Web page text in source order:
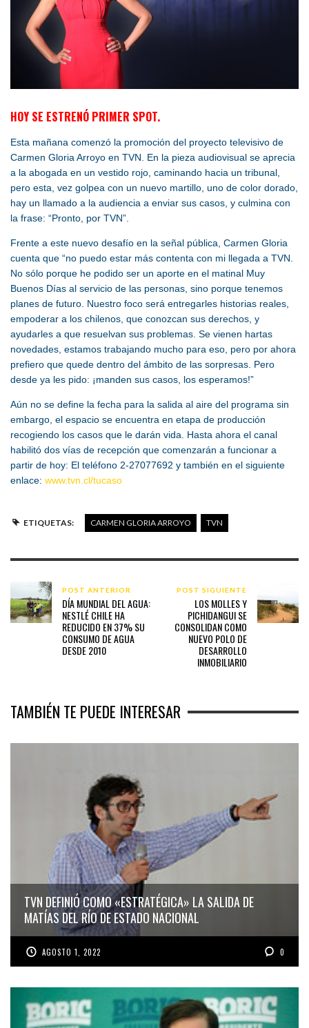
HOY SE ESTRENÓ PRIMER SPOT.
Esta mañana comenzó la promoción del proyecto televisivo de
Carmen Gloria Arroyo en TVN. En la pieza audiovisual se aprecia
a la abogada en un vestido rojo, caminando hacia un tribunal,
pero esta, vez golpea con un nuevo martillo, uno de color dorado,
hay un llamado a la audiencia a enviar sus casos, y culmina con
la frase: “Pronto, por TVN”.
Frente a este nuevo desafío en la señal pública, Carmen Gloria
cuenta que “no puedo estar más contenta con mi llegada a TVN.
No sólo porque he podido ser un aporte en el matinal Muy
Buenos Días al servicio de las personas, sino porque tenemos
planes de futuro. Nuestro foco será entregarles historias reales,
empoderar a los chilenos, que conozcan sus derechos, y
ayudarles a que resuelvan sus problemas. Se vienen hartas
novedades, estamos trabajando mucho para eso, pero por ahora
prefiero que quede dentro del ámbito de las sorpresas. Pero
desde ya les pido: ¡manden sus casos, los esperamos!”
Aún no se define la fecha para la salida al aire del programa sin
embargo, el espacio se encuentra en etapa de producción
recogiendo los casos que le darán vida. Hasta ahora el canal
habilitó dos vías de recepción que comenzarán a funcionar a
partir de hoy: El teléfono 2-27077692 y también en el siguiente
enlace: www.tvn.cl/tucaso
ETIQUETAS: CARMEN GLORIA ARROYO TVN
POST ANTERIOR
DÍA MUNDIAL DEL AGUA:
NESTLÉ CHILE HA
REDUCIDO EN 37% SU
CONSUMO DE AGUA
DESDE 2010
POST SIGUIENTE
LOS MOLLES Y
PICHIDANGUI SE
CONSOLIDAN COMO
NUEVO POLO DE
DESARROLLO
INMOBILIARIO
TAMBIÉN TE PUEDE INTERESAR
TVN DEFINIÓ COMO «ESTRATÉGICA» LA SALIDA DE
MATÍAS DEL RÍO DE ESTADO NACIONAL
AGOSTO 1, 2022 0